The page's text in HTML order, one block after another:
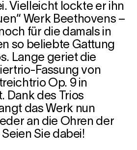
Vielleicht lockte er ihn
Werk Beethovens –
für die damals in
so beliebte Gattung
Lange geriet die
Fassung von
Op. 9 in
Dank des Trios
das Werk nun
an die Ohren der
Sie dabei!